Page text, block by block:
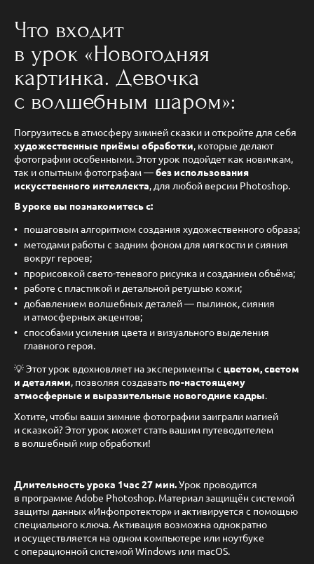
Что входит
в урок «Новогодняя
картинка. Девочка
с волшебным шаром»:
Погрузитесь в атмосферу зимней сказки и откройте для себя
художественные приёмы обработки , которые делают
фотографии особенными. Этот урок подойдет как новичкам,
так и опытным фотографам —без использования
искусственного интеллекта , для любой версии Photoshop.
В уроке вы познакомитесь с:
пошаговым алгоритмом создания художественного образа;
методами работы с задним фоном для мягкости и сияния
вокруг героев;
прорисовкой свето-теневого рисунка и созданием объёма;
работе с пластикой и детальной ретушью кожи;
добавлением волшебных деталей — пылинок, сияния
и атмосферных акцентов;
способами усиления цвета и визуального выделения
главного героя.
💡 Этот урок вдохновляет на эксперименты с цветом, светом
и деталями, позволяя создавать по-настоящему
атмосферные и выразительные новогодние кадры.
Хотите, чтобы ваши зимние фотографии заиграли магией
и сказкой? Этот урок может стать вашим путеводителем
в волшебный мир обработки!
Длительность урока 1час 27 мин.Урок проводится
в программе Adobe Photoshop. Материал защищён системой
защиты данных «Инфопротектор» и активируется с помощью
специального ключа. Активация возможна однократно
и осуществляется на одном компьютере или ноутбуке
с операционной системой Windows или macOS.